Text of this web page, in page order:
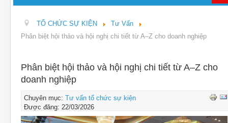
TỔ CHỨC SỰ KIỆN
THIẾT KẾ
THI CÔNG - LẮP ĐẶT THIẾT BỊ
TỔ CHỨC SỰ KIỆN
Tư Vấn
Phân biệt hội thảo và hội nghị chi tiết từ A–Z cho doanh nghiệp
Phân biệt hội thảo và hội nghị chi tiết từ A–Z cho
doanh nghiệp
Chuyên mục: Tư vấn tổ chức sự kiện
Được đăng: 22/03/2026